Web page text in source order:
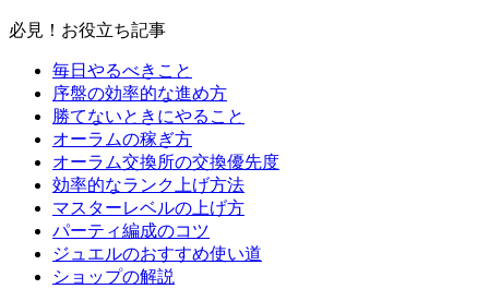
必見！お役立ち記事
毎日やるべきこと
序盤の効率的な進め方
勝てないときにやること
オーラムの稼ぎ方
オーラム交換所の交換優先度
効率的なランク上げ方法
マスターレベルの上げ方
パーティ編成のコツ
ジュエルのおすすめ使い道
ショップの解説